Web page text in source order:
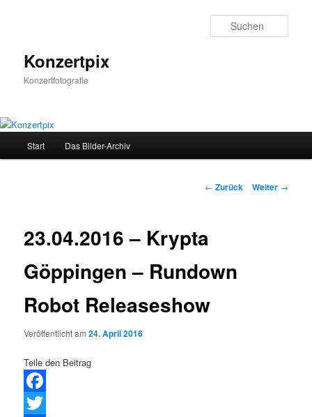
Konzertpix
Konzertfotografie
Start Das Bilder-Archiv
Beitrags-
← Zurück Weiter →
23.04.2016 – Krypta
Göppingen – Rundown
Robot Releaseshow
Veröffentlicht am24. April 2016
Teile den Beitrag
Facebook